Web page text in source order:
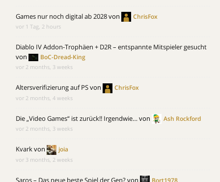
Games nur noch digital ab 2028von ChrisFox
vor 1 Tag, 2 hours
Diablo IV Addon-Trophäen + D2R – entspannte Mitspieler gesucht
von
BoC-Dread-King
vor 2 months, 3 weeks
Altersverifizierung auf PSvon ChrisFox
vor 2 months, 4 weeks
Die „Video Games“ ist zurück!! Irgendwie…von Ash Rockford
vor 2 months, 3 weeks
Kvarkvon joia
vor 3 months, 2 weeks
Saros – Das neue beste Spiel der Gen?von Bort1978